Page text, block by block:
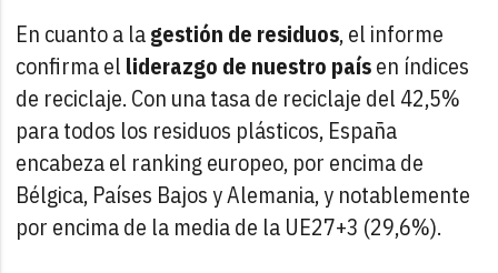
En cuanto a lagestión de residuos, el informe
confirma el liderazgo de nuestro paísen índices
de reciclaje. Con una tasa de reciclaje del 42,5%
para todos los residuos plásticos, España
encabeza el ranking europeo, por encima de
Bélgica, Países Bajos y Alemania, y notablemente
por encima de la media de la UE27+3 (29,6%).